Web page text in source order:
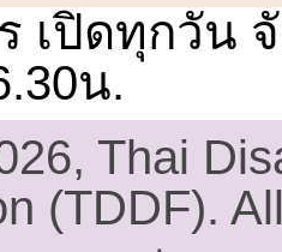
เปิดทุกวัน
น.
Thai
(TDDF).